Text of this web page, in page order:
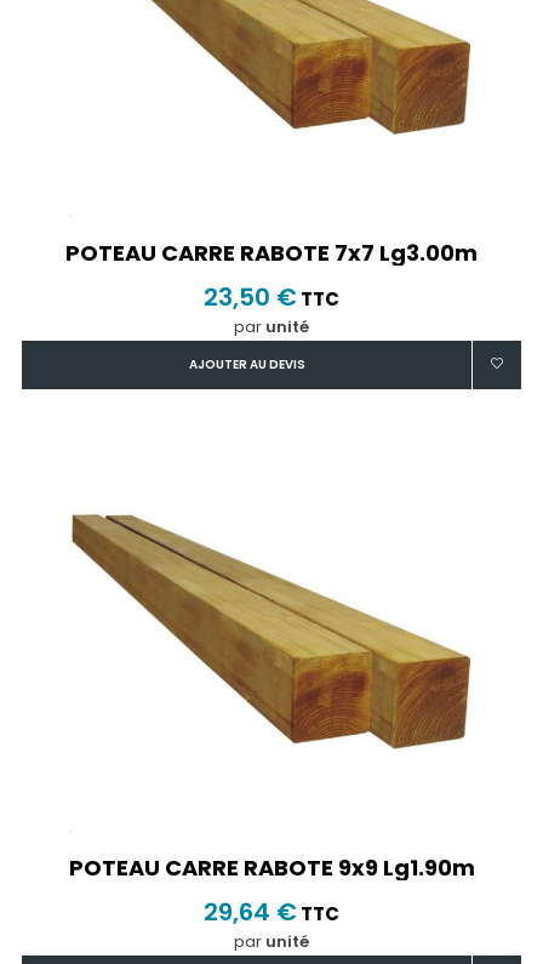
POTEAU CARRE RABOTE 7x7 Lg3.00m
23,50 €TTC
par unité
AJOUTER AU DEVIS
POTEAU CARRE RABOTE 9x9 Lg1.90m
29,64 €TTC
par unité